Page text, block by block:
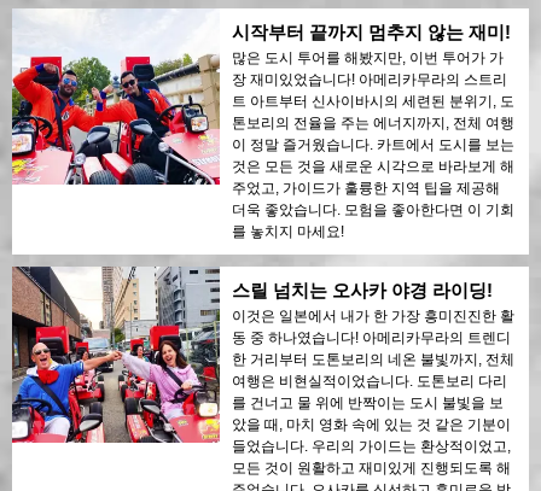
시작부터 끝까지 멈추지 않는 재미!
많은 도시 투어를 해봤지만, 이번 투어가 가
장 재미있었습니다! 아메리카무라의 스트리
트 아트부터 신사이바시의 세련된 분위기, 도
톤보리의 전율을 주는 에너지까지, 전체 여행
이 정말 즐거웠습니다. 카트에서 도시를 보는
것은 모든 것을 새로운 시각으로 바라보게 해
주었고, 가이드가 훌륭한 지역 팁을 제공해
더욱 좋았습니다. 모험을 좋아한다면 이 기회
를 놓치지 마세요!
스릴 넘치는 오사카 야경 라이딩!
이것은 일본에서 내가 한 가장 흥미진진한 활
동 중 하나였습니다! 아메리카무라의 트렌디
한 거리부터 도톤보리의 네온 불빛까지, 전체
여행은 비현실적이었습니다. 도톤보리 다리
를 건너고 물 위에 반짝이는 도시 불빛을 보
았을 때, 마치 영화 속에 있는 것 같은 기분이
들었습니다. 우리의 가이드는 환상적이었고,
모든 것이 원활하고 재미있게 진행되도록 해